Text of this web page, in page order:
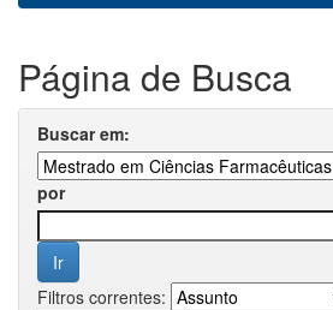
Página de Busca
Buscar em:
por
Filtros correntes: